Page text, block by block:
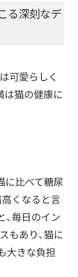
る深刻なデ
可愛らしく
は猫の健康に
に比べて糖尿
くなると言
、毎日のイン
もあり、猫に
大きな負担